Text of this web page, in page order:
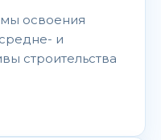
освоения
и
строительства